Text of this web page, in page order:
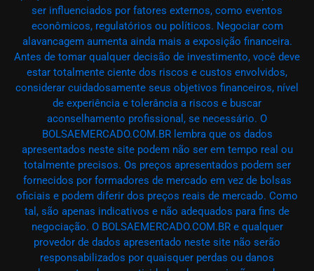
ser influenciados por fatores externos, como eventos
econômicos, regulatórios ou políticos. Negociar com
alavancagem aumenta ainda mais a exposição financeira.
Antes de tomar qualquer decisão de investimento, você deve
estar totalmente ciente dos riscos e custos envolvidos,
considerar cuidadosamente seus objetivos financeiros, nível
de experiência e tolerância a riscos e buscar
aconselhamento profissional, se necessário. O
BOLSAEMERCADO.COM.BR lembra que os dados
apresentados neste site podem não ser em tempo real ou
totalmente precisos. Os preços apresentados podem ser
fornecidos por formadores de mercado em vez de bolsas
oficiais e podem diferir dos preços reais de mercado. Como
tal, são apenas indicativos e não adequados para fins de
negociação. O BOLSAEMERCADO.COM.BR e qualquer
provedor de dados apresentado neste site não serão
responsabilizados por quaisquer perdas ou danos